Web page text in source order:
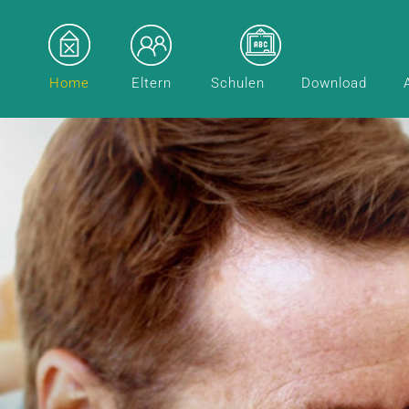
Home Eltern Schulen Download